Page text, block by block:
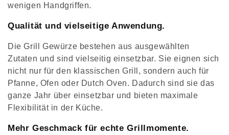
wenigen Handgriffen.
Qualität und vielseitige Anwendung.
Die Grill Gewürze bestehen aus ausgewählten
Zutaten und sind vielseitig einsetzbar. Sie eignen sich
nicht nur für den klassischen Grill, sondern auch für
Pfanne, Ofen oder Dutch Oven. Dadurch sind sie das
ganze Jahr über einsetzbar und bieten maximale
Flexibilität in der Küche.
Mehr Geschmack für echte Grillmomente.